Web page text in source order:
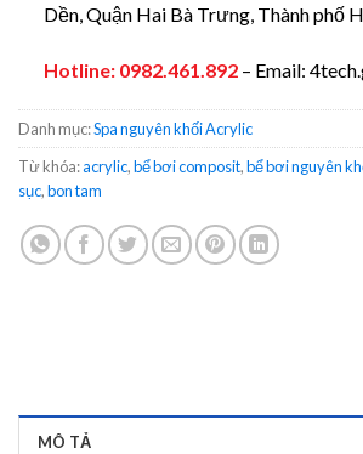
Dền, Quận Hai Bà Trưng, Thành phố
Hotline: 0982.461.892– Email:
Danh mục:Spa nguyên khối Acrylic
Từ khóa:acrylic,bể bơi composit,bể bơi nguyên
sục,bon tam
MÔ TẢ